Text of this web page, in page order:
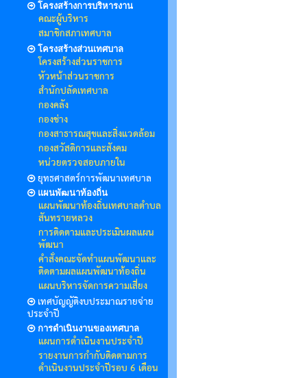
โครงสร้างการบริหารงาน
คณะผู้บริหาร
สมาชิกสภาเทศบาล
โครงสร้างส่วนเทศบาล
โครงสร้างส่วนราชการ
หัวหน้าส่วนราชการ
สำนักปลัดเทศบาล
กองคลัง
กองช่าง
กองสาธารณสุขและสิ่งแวดล้อม
กองสวัสดิการและสังคม
หน่วยตรวจสอบภายใน
ยุทธศาสตร์การพัฒนาเทศบาล
แผนพัฒนาท้องถิ่น
แผนพัฒนาท้องถิ่นเทศบาลตำบล
สันทรายหลวง
การติดตามและประเมินผลแผน
พัฒนา
คำสั่งคณะจัดทำแผนพัฒนาและ
ติดตามผลแผนพัฒนาท้องถิ่น
แผนบริหารจัดการความเสี่ยง
เทศบัญญัติงบประมาณรายจ่าย
ประจำปี
การดำเนินงานของเทศบาล
แผนการดำเนินงานประจำปี
รายงานการกำกับติดตามการ
ดำเนินงานประจำปีรอบ 6 เดือน